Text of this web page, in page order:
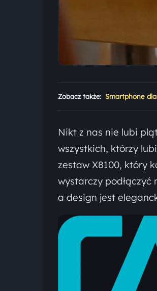
Zobacz także: Smartphone
Nikt z nas nie lubi
wszystkich, którzy
zestaw X8100, który
wystarczy podłączyć
a design jest